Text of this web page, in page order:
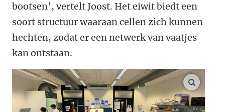
bootsen’, vertelt Joost. Het eiwit biedt een
soort structuur waaraan cellen zich kunnen
hechten, zodat er een netwerk van vaatjes
kan ontstaan.